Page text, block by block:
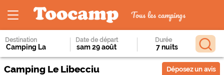
Tous les campings
Destination Date de départ Durée
Camping Le Libecciu Déposez un avis